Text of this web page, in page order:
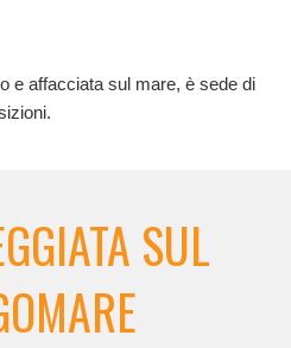
e affacciata sul mare, è sede di
SUL